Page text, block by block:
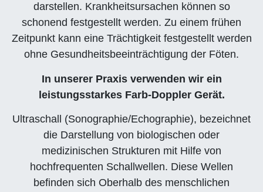
darstellen. Krankheitsursachen können so
schonend festgestellt werden. Zu einem frühen
Zeitpunkt kann eine Trächtigkeit festgestellt werden
ohne Gesundheitsbeeinträchtigung der Föten.
In unserer Praxis verwenden wir ein
leistungsstarkes Farb-Doppler Gerät.
Ultraschall (Sonographie/Echographie), bezeichnet
die Darstellung von biologischen oder
medizinischen Strukturen mit Hilfe von
hochfrequenten Schallwellen. Diese Wellen
befinden sich Oberhalb des menschlichen